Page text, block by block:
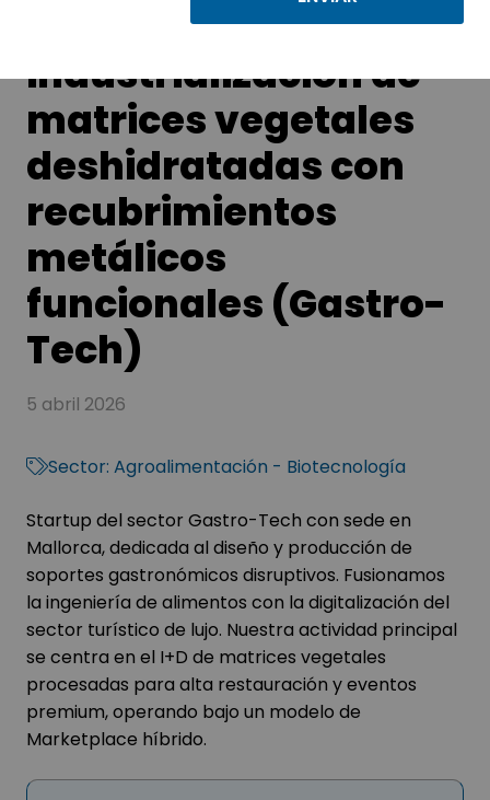
Desarrollo e
industrialización de
matrices vegetales
deshidratadas con
recubrimientos
metálicos
funcionales (Gastro-
Tech)
5 abril 2026
Sector: Agroalimentación - Biotecnología
Startup del sector Gastro-Tech con sede en
Mallorca, dedicada al diseño y producción de
soportes gastronómicos disruptivos. Fusionamos
la ingeniería de alimentos con la digitalización del
sector turístico de lujo. Nuestra actividad principal
se centra en el I+D de matrices vegetales
procesadas para alta restauración y eventos
premium, operando bajo un modelo de
Marketplace híbrido.